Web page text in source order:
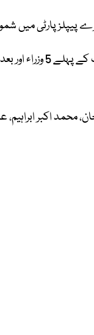
محمد اکبر